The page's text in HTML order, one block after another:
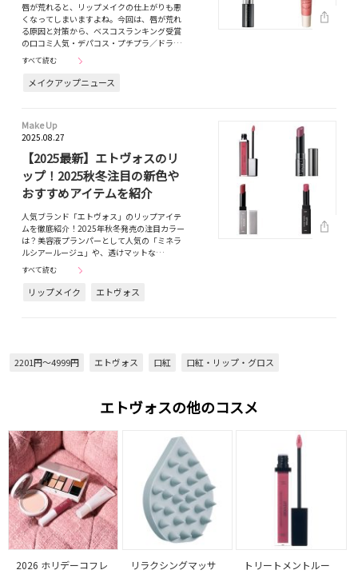
唇が荒れると、リップメイクの仕上がりも悪
くなってしまいますよね。今回は、唇が荒れ
る原因と対策から、ベスコスランキング受賞
の口コミ人気・デパコス・プチプラ／ドラ…
すべて読む
メイクアップニュース
Make Up
2025.08.27
【2025最新】エトヴォスのリ
ップ！2025秋冬注目の新色や
おすすめアイテムを紹介
人気ブランド「エトヴォス」のリップアイテ
ムを徹底紹介！2025年秋冬発売の注目カラー
は？美容液プランパーとして人気の「ミネラ
ルシアールージュ」や、透けマットな…
すべて読む
リップメイク エトヴォス
2201円～4999円 エトヴォス 口紅 口紅・リップ・グロス
エトヴォスの他のコスメ
2026 ホリデーコフレ
リラクシングマッサ
トリートメントルー